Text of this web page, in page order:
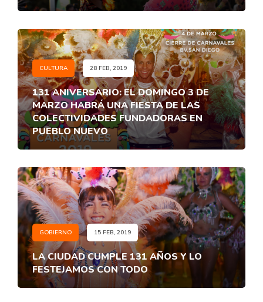
CULTURA 28 FEB, 2019
131 ANIVERSARIO: EL DOMINGO 3 DE
MARZO HABRÁ UNA FIESTA DE LAS
COLECTIVIDADES FUNDADORAS EN
PUEBLO NUEVO
GOBIERNO 15 FEB, 2019
LA CIUDAD CUMPLE 131 AÑOS Y LO
FESTEJAMOS CON TODO